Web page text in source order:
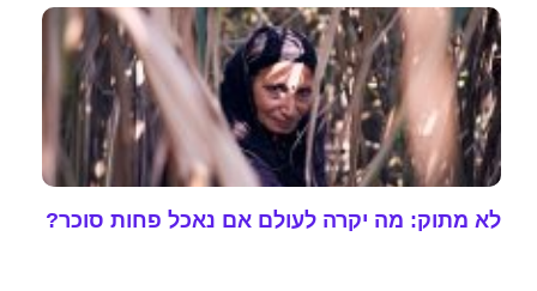
לא מתוק: מה יקרה לעולם אם נאכל פחות סוכר?